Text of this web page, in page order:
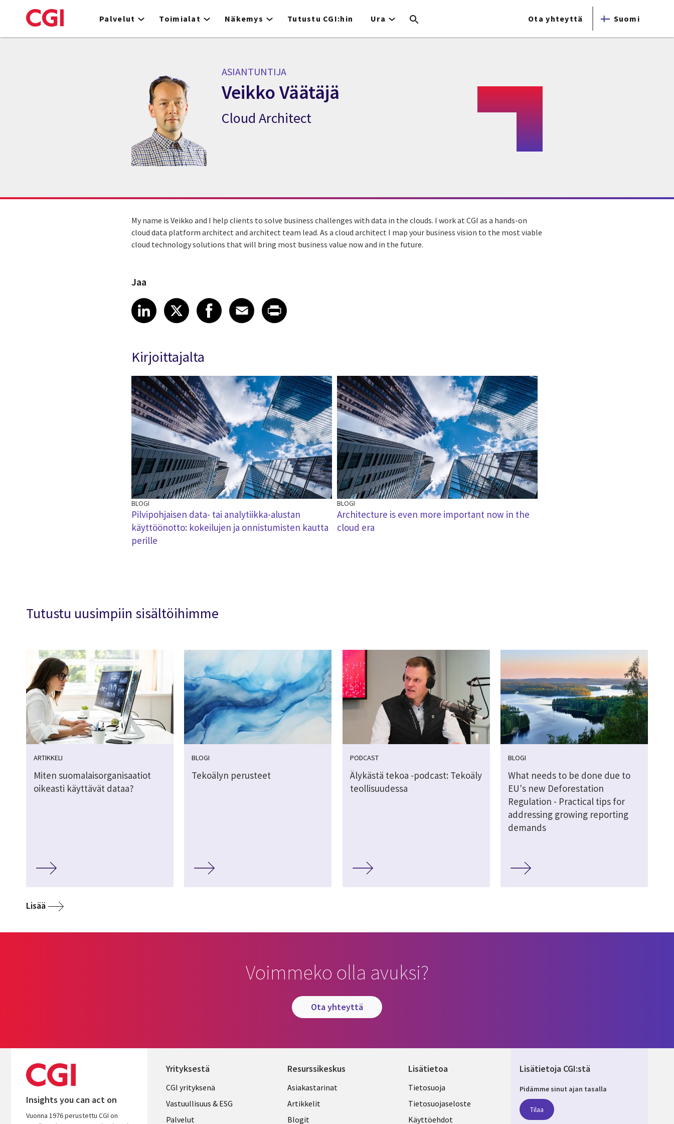
to
Palvelut Toimialat Näkemys Tutustu CGI:hin Ura Ota yhteyttä Suomi
ASIANTUNTIJA
Veikko Väätäjä
Asiantuntija Veikko Väätäjä
Cloud Architect
My name is Veikko and I help clients to solve business challenges with data in the clouds. I work at CGI as a hands-on
cloud data platform architect and architect team lead. As a cloud architect I map your business vision to the most viable
cloud technology solutions that will bring most business value now and in the future.
Jaa
Share article on LinkedIn
LinkedIn
Share article on X
XShare article on Facebook
Facebook
Share article on Email
Email
Share article on Print
Kirjoittajalta
BLOGI
Pilvipohjaisen data- tai analytiikka-alustan
käyttöönotto: kokeilujen ja onnistumisten kautta
perille
BLOGI
Architecture is even more important now in the
cloud era
Tutustu uusimpiin sisältöihimme
ARTIKKELI
Miten suomalaisorganisaatiot
oikeasti käyttävät dataa?
BLOGI
Tekoälyn perusteet
PODCAST
Älykästä tekoa -podcast: Tekoäly
teollisuudessa
BLOGI
What needs to be done due to
EU's new Deforestation
Regulation - Practical tips for
addressing growing reporting
demands
Lisää
Voimmeko olla avuksi?
ota yhteyttä
Insights you can act on
Vuonna 1976 perustettu CGI on
Yrityksestä
Useful
links
CGI yrityksenä
Vastuullisuus & ESG
Palvelut
Resurssikeskus
Library
Links
Asiakastarinat
Artikkelit
Blogit
Lisätietoa
Legal
FINLAND
Tietosuoja
Tietosuojaseloste
Käyttöehdot
Lisätietoja CGI:stä
Pidämme sinut ajan tasalla
Tilaa